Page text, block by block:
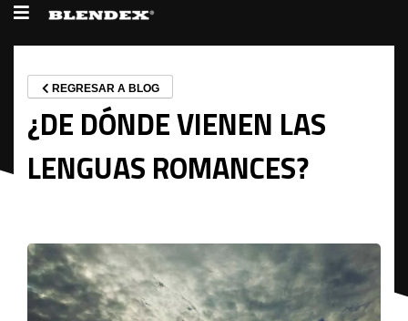
REGRESAR A BLOG
¿DE DÓNDE VIENEN LAS
LENGUAS ROMANCES?